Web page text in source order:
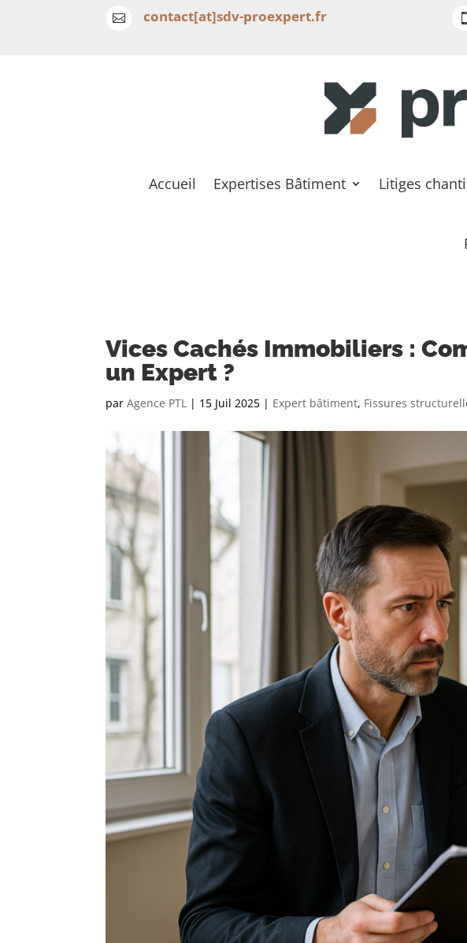
 contact[at]sdv-proexpert.fr 
Accueil Expertises Bâtiment Litiges
Vices Cachés Immobiliers :
un Expert ?
parAgence PTL | 15 Juil 2025 | Expert bâtiment, Fissures